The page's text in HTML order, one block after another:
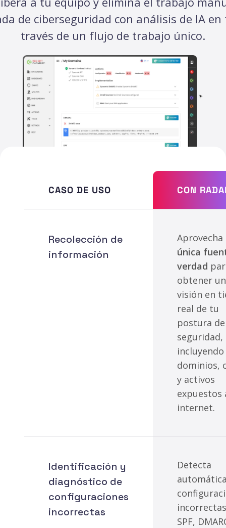
de ciberseguridad con análisis de IA
través de un flujo de trabajo único.
CASO DE USO
Recolección de
información
Identificación y
diagnóstico de
configuraciones
incorrectas
CON
Aprovecha
única
verdad
obtener
visión en
real de tu
postura de
seguridad,
incluyendo
dominios,
y activos
expuestos
internet.
Detecta
SPF,